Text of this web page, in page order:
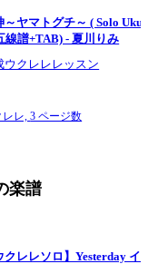
～ヤマトグチ～ ( Solo
線譜+TAB) - 夏川りみ
ウクレレレッスン
レレ,3 ページ数
楽譜
クレレソロ】Yesterday イ